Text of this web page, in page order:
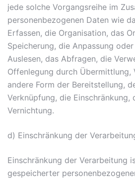
jede solche Vorgangsreihe im
personenbezogenen Daten wie
Erfassen, die Organisation, das
Speicherung, die Anpassung
Auslesen, das Abfragen, die
Offenlegung durch Übermittlung,
andere Form der Bereitstellung,
Verknüpfung, die Einschränkung,
Vernichtung.
d) Einschränkung der
Einschränkung der Verarbeitung
gespeicherter